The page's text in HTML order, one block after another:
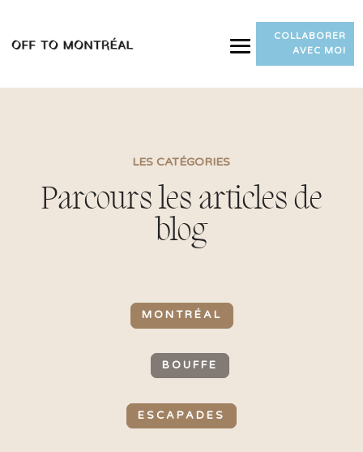
COLLABORER
AVEC MOI
LES CATÉGORIES
Parcours les articles de
blog
MONTRÉAL
BOUFFE
ESCAPADES